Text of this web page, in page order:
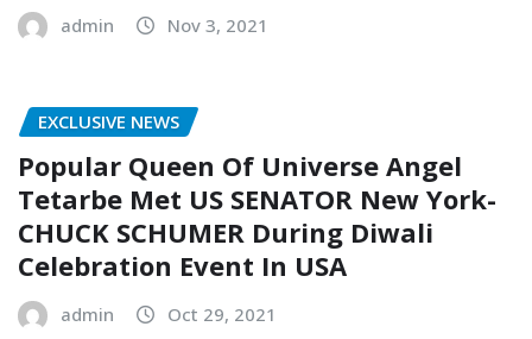
admin Nov 3, 2021
EXCLUSIVE NEWS
Popular Queen Of Universe Angel
Tetarbe Met US SENATOR New York-
CHUCK SCHUMER During Diwali
Celebration Event In USA
admin Oct 29, 2021